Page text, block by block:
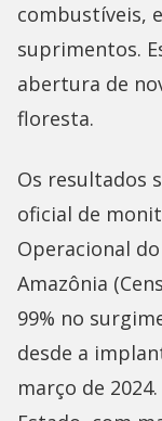
combustíveis,
suprimentos.
abertura de
floresta.
Os resultados
oficial de
Operacional
Amazônia
99% no
desde a
março de